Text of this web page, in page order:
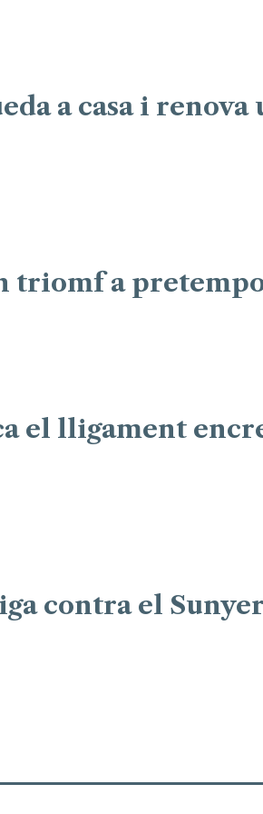
a casa i renova
triomf a
el lligament
contra el